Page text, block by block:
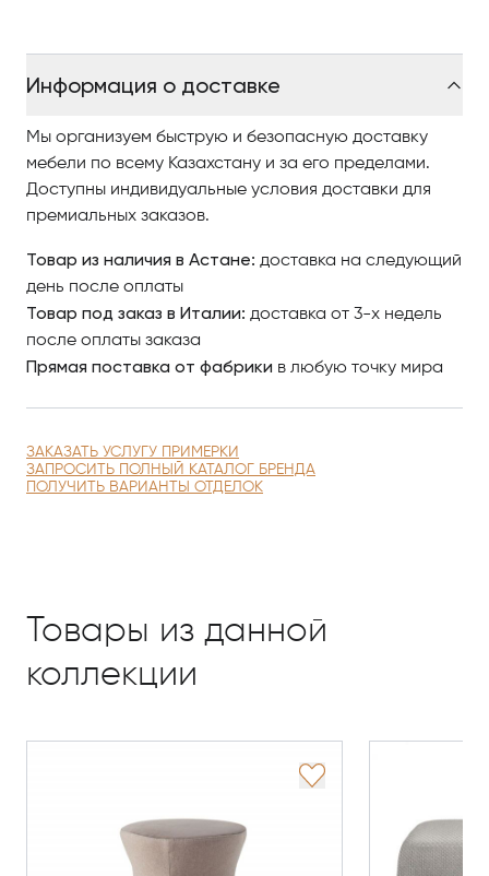
Информация о доставке
Мы организуем быструю и безопасную доставку
мебели по всему Казахстану и за его пределами.
Доступны индивидуальные условия доставки для
премиальных заказов.
Товар из наличия в Астане: доставка на следующий
день после оплаты
Товар под заказ в Италии: доставка от 3-х недель
после оплаты заказа
Прямая поставка от фабрики в любую точку мира
ЗАКАЗАТЬ УСЛУГУ ПРИМЕРКИ
ЗАПРОСИТЬ ПОЛНЫЙ КАТАЛОГ БРЕНДА
ПОЛУЧИТЬ ВАРИАНТЫ ОТДЕЛОК
Товары из данной
коллекции